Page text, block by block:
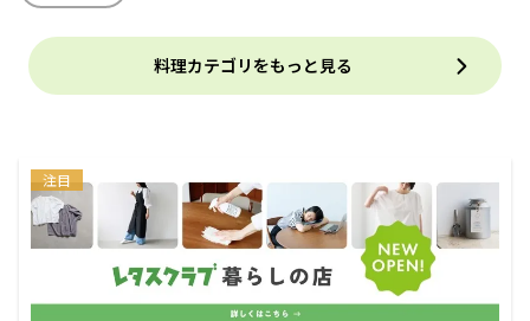
料理カテゴリをもっと見る
注目